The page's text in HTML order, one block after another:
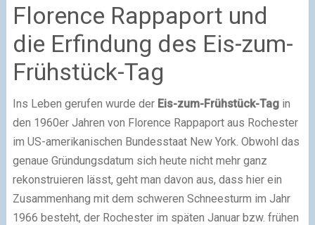
Florence Rappaport und
die Erfindung des Eis-zum-
Frühstück-Tag
Ins Leben gerufen wurde der Eis-zum-Frühstück-Tag in
den 1960er Jahren von Florence Rappaport aus Rochester
im US-amerikanischen Bundesstaat New York. Obwohl das
genaue Gründungsdatum sich heute nicht mehr ganz
rekonstruieren lässt, geht man davon aus, dass hier ein
Zusammenhang mit dem schweren Schneesturm im Jahr
1966 besteht, der Rochester im späten Januar bzw. frühen